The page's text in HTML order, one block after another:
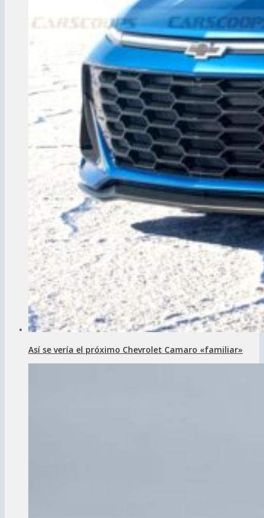
Así se vería el próximo Chevrolet Camaro «familiar»